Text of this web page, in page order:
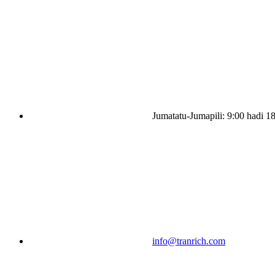
Jumatatu-Jumapili: 9:00 hadi
info@tranrich.com